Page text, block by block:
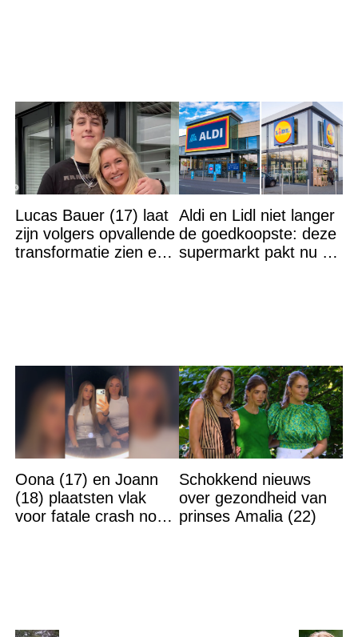
Lucas Bauer (17) laat
zijn volgers opvallende
transformatie zien en
Aldi en Lidl niet langer
de goedkoopste: deze
supermarkt pakt nu de
Oona (17) en Joann
(18) plaatsten vlak
voor fatale crash nog
Schokkend nieuws
over gezondheid van
prinses Amalia (22)